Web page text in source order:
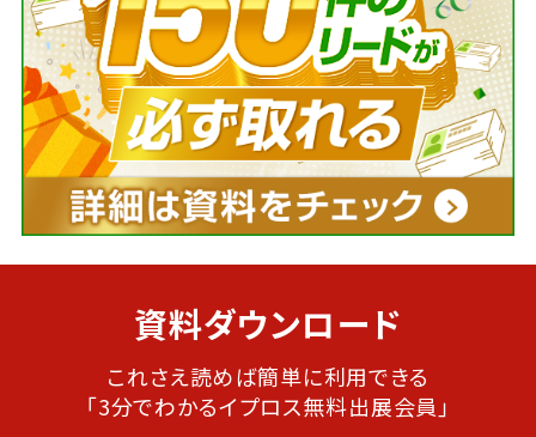
資料ダウンロード
これさえ読めば簡単に利用できる
「3分でわかるイプロス無料出展会員」